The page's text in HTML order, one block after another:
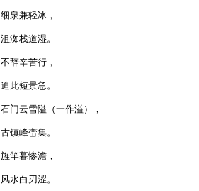
细泉兼轻冰，
沮洳栈道湿。
不辞辛苦行，
迫此短景急。
石门云雪隘（一作溢），
古镇峰峦集。
旌竿暮惨澹，
风水白刃涩。